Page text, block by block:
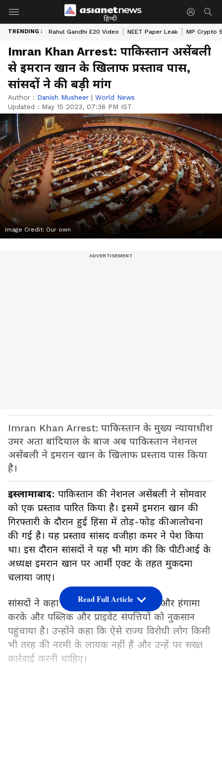
हिन्दी
TRENDING : Rahul Gandhi E20 Video NEET Paper Leak MP Crypto
Imran Khan Arrest: पाकिस्तान असेंबली
से इमरान खान के खिलाफ प्रस्ताव पास,
सांसदों ने की बड़ी मांग
Author : Danish Musheer | World News
Updated : May 15 2023, 07:36 PM IST
Image Credit: Our own
Imran Khan Arrest: पाकिस्तान के मुख्य न्यायाधीश
उमर अता बांदियाल के बाज अब पाकिस्तान नेशनल
असेंबली ने इमरान खान के खिलाफ प्रस्ताव पास किया
है।
इस्लामाबाद: पाकिस्तान की नेशनल असेंबली ने सोमवार
को एक प्रस्ताव पारित किया है। इसमें इमरान खान की
गिरफ्तारी के दौरान हुई हिंसा में तोड़-फोड़ कीआलोचना
की गई है। यह प्रस्ताव सांसद वजीहा कमर ने पेश किया
था। इस दौरान सांसदों ने यह भी मांग की कि पीटीआई के
अध्यक्ष इमरान खान पर आर्मी एक्ट के तहत मुकदमा
चलाया जाए।
सांसदों ने कहा कि ऐसे लोगों ने अराजकता और हंगामा
करके और पब्लिक और प्राइवेट संपत्तियों को नुकसान
पहुंचाया है। उन्होंने कहा कि ऐसे राज्य विरोधी लोग किसी
भी तरह की नरमी के लायक नहीं हैं और उन्हें पर सख्त
कार्रवाई करनी चाहिए।
Read Full Article